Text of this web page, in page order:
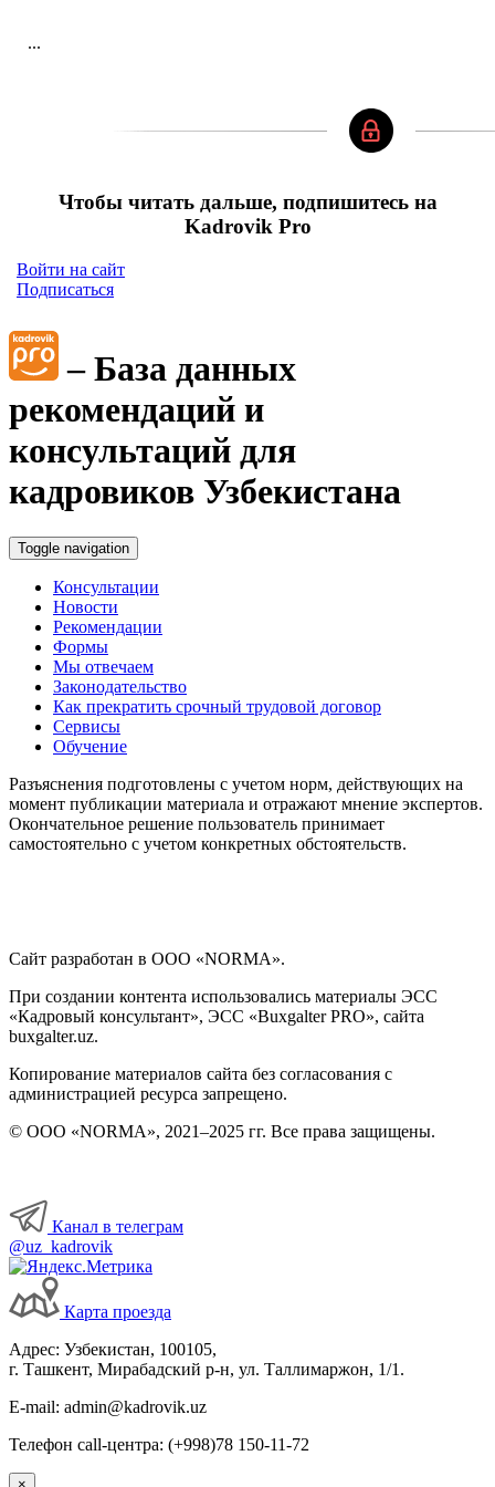
...
Чтобы читать дальше, подпишитесь на
Kadrovik Pro
Войти на сайт
Подписаться
– База данных
рекомендаций и
консультаций для
кадровиков Узбекистана
Toggle navigation
Консультации
Новости
Рекомендации
Формы
Мы отвечаем
Законодательство
Как прекратить срочный трудовой договор
Сервисы
Обучение
Разъяснения подготовлены с учетом норм, действующих на
момент публикации материала и отражают мнение экспертов.
Окончательное решение пользователь принимает
самостоятельно с учетом конкретных обстоятельств.
Сайт разработан в ООО «NORMA».
При создании контента использовались материалы ЭСС
«Кадровый консультант», ЭСС «Buxgalter PRO», сайта
buxgalter.uz.
Копирование материалов сайта без согласования с
администрацией ресурса запрещено.
© ООО «NORMA», 2021–2025 гг. Все права защищены.
Канал в телеграм
@uz_kadrovik
Карта проезда
Адрес: Узбекистан, 100105,
г. Ташкент, Мирабадский р-н, ул. Таллимаржон, 1/1.
E-mail: admin@kadrovik.uz
Телефон call-центра: (+998)78 150-11-72